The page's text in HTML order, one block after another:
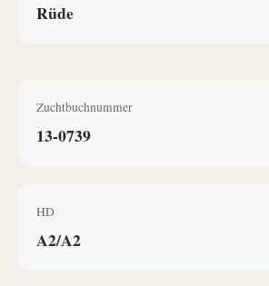
Rüde
Zuchtbuchnummer
13-0739
HD
A2/A2